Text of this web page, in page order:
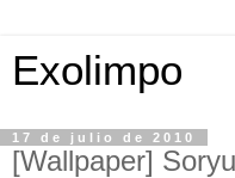
Exolimpo
17 de julio de 2010
[Wallpaper]